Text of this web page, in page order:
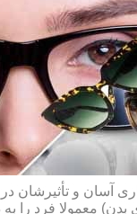
آسان و تأثیرشان
معمولا فرد را به